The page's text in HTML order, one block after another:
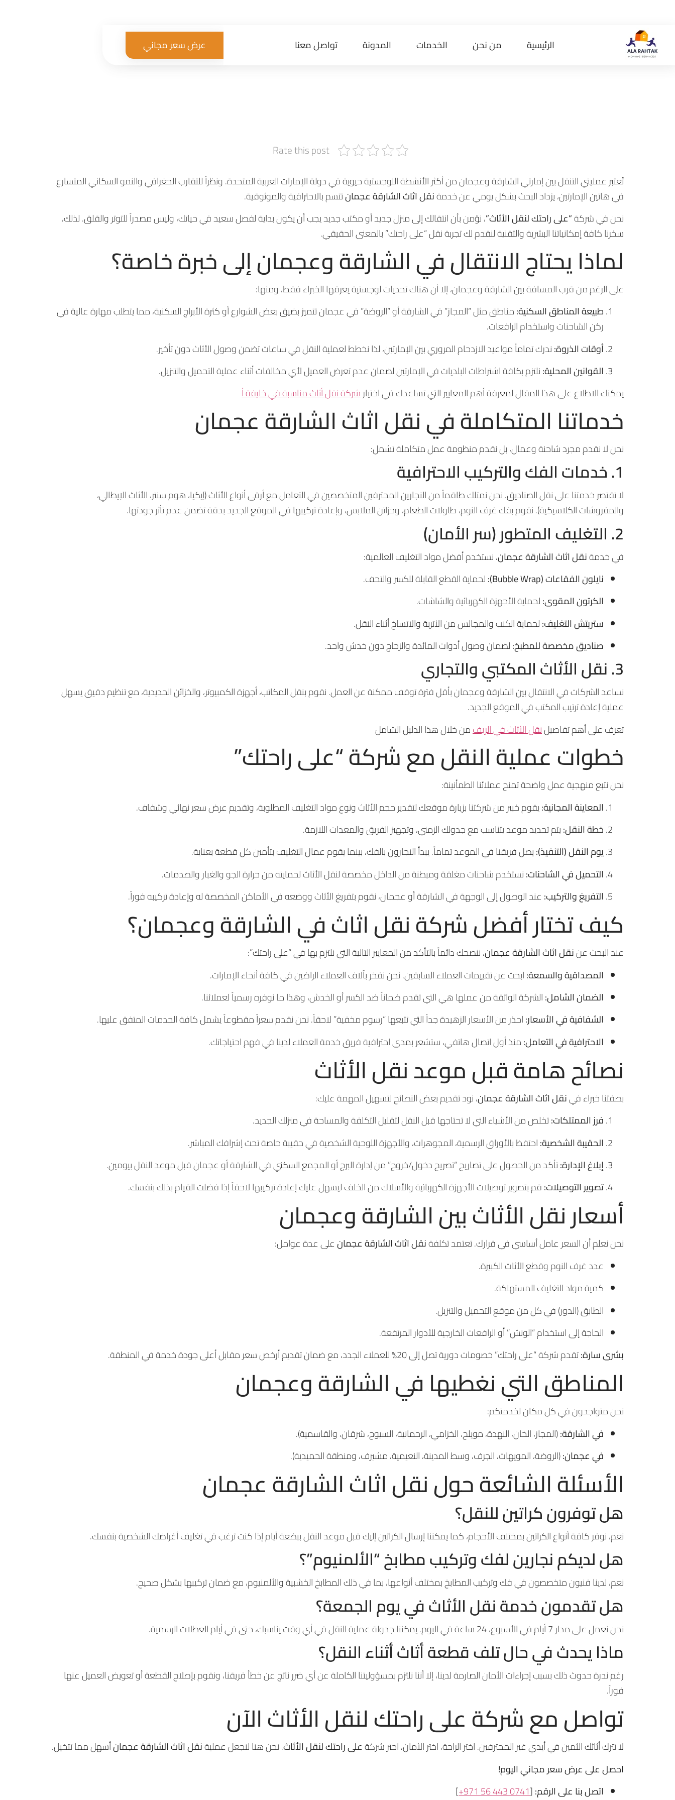
الرئيسية من نحن الخدمات المدونة تواصل معنا عرض سعر مجاني
Rate this post
تُعتبر عمليتي التنقل بين إمارتي الشارقة وعجمان من أكثر الأنشطة اللوجستية حيوية في دولة الإمارات العربية المتحدة. ونظراً للتقارب الجغرافي والنمو السكاني المتسارع
في هاتين الإمارتين، يزداد البحث بشكل يومي عن خدمةنقل اثاث الشارقة عجمانتتسم بالاحترافية والموثوقية.
نحن في شركة“على راحتك لنقل الأثاث”، نؤمن بأن انتقالك إلى منزل جديد أو مكتب جديد يجب أن يكون بداية لفصل سعيد في حياتك، وليس مصدراً للتوتر والقلق. لذلك،
سخرنا كافة إمكانياتنا البشرية والتقنية لنقدم لك تجربة نقل “على راحتك” بالمعنى الحقيقي.
لماذا يحتاج الانتقال في الشارقة وعجمان إلى خبرة خاصة؟
على الرغم من قرب المسافة بين الشارقة وعجمان، إلا أن هناك تحديات لوجستية يعرفها الخبراء فقط، ومنها:
طبيعة المناطق السكنية:مناطق مثل “المجاز” في الشارقة أو “الروضة” في عجمان تتميز بضيق بعض الشوارع أو كثرة الأبراج السكنية، مما يتطلب مهارة عالية في
ركن الشاحنات واستخدام الرافعات.
أوقات الذروة:ندرك تماماً مواعيد الازدحام المروري بين الإمارتين، لذا نخطط لعملية النقل في ساعات تضمن وصول الأثاث دون تأخير.
القوانين المحلية:نلتزم بكافة اشتراطات البلديات في الإمارتين لضمان عدم تعرض العميل لأي مخالفات أثناء عملية التحميل والتنزيل.
يمكنك الاطلاع على هذا المقال لمعرفة أهم المعايير التي تساعدك في اختيارشركة نقل أثاث مناسبة في خليفة أ
خدماتنا المتكاملة في نقل اثاث الشارقة عجمان
نحن لا نقدم مجرد شاحنة وعمال، بل نقدم منظومة عمل متكاملة تشمل:
1. خدمات الفك والتركيب الاحترافية
لا تقتصر خدمتنا على نقل الصناديق. نحن نمتلك طاقماً من النجارين المحترفين المتخصصين في التعامل مع أرقى أنواع الأثاث (إيكيا، هوم سنتر، الأثاث الإيطالي،
والمفروشات الكلاسيكية). نقوم بفك غرف النوم، طاولات الطعام، وخزائن الملابس، وإعادة تركيبها في الموقع الجديد بدقة تضمن عدم تأثر جودتها.
2. التغليف المتطور (سر الأمان)
في خدمةنقل اثاث الشارقة عجمان، نستخدم أفضل مواد التغليف العالمية:
نايلون الفقاعات (Bubble Wrap):
لحماية القطع القابلة للكسر والتحف.
الكرتون المقوى:لحماية الأجهزة الكهربائية والشاشات.
ستريتش التغليف:لحماية الكنب والمجالس من الأتربة والاتساخ أثناء النقل.
صناديق مخصصة للمطبخ:لضمان وصول أدوات المائدة والزجاج دون خدش واحد.
3. نقل الأثاث المكتبي والتجاري
نساعد الشركات في الانتقال بين الشارقة وعجمان بأقل فترة توقف ممكنة عن العمل. نقوم بنقل المكاتب، أجهزة الكمبيوتر، والخزائن الحديدية، مع تنظيم دقيق يسهل
عملية إعادة ترتيب المكتب في الموقع الجديد.
تعرف على أهم تفاصيلنقل الأثاث في الريفمن خلال هذا الدليل الشامل
خطوات عملية النقل مع شركة “على راحتك”
نحن نتبع منهجية عمل واضحة تمنح عملائنا الطمأنينة:
المعاينة المجانية:يقوم خبير من شركتنا بزيارة موقعك لتقدير حجم الأثاث ونوع مواد التغليف المطلوبة، وتقديم عرض سعر نهائي وشفاف.
خطة النقل:يتم تحديد موعد يتناسب مع جدولك الزمني، وتجهيز الفريق والمعدات اللازمة.
يوم النقل (التنفيذ):يصل فريقنا في الموعد تماماً. يبدأ النجارون بالفك، بينما يقوم عمال التغليف بتأمين كل قطعة بعناية.
التحميل في الشاحنات:نستخدم شاحنات مغلقة ومبطنة من الداخل مخصصة لنقل الأثاث لحمايته من حرارة الجو والغبار والصدمات.
التفريغ والتركيب: عند الوصول إلى الوجهة في الشارقة أو عجمان، نقوم بتفريغ الأثاث ووضعه في الأماكن المخصصة له وإعادة تركيبه فوراً.
كيف تختار أفضل شركة نقل اثاث في الشارقة وعجمان؟
عند البحث عننقل اثاث الشارقة عجمان، ننصحك دائماً بالتأكد من المعايير التالية التي نلتزم بها في “على راحتك”:
المصداقية والسمعة:ابحث عن تقييمات العملاء السابقين. نحن نفخر بآلاف العملاء الراضين في كافة أنحاء الإمارات.
الضمان الشامل:الشركة الواثقة من عملها هي التي تقدم ضماناً ضد الكسر أو الخدش، وهذا ما نوفره رسمياً لعملائنا.
الشفافية في الأسعار:احذر من الأسعار الزهيدة جداً التي تتبعها “رسوم مخفية” لاحقاً. نحن نقدم سعراً مقطوعاً يشمل كافة الخدمات المتفق عليها.
الاحترافية في التعامل:منذ أول اتصال هاتفي، ستشعر بمدى احترافية فريق خدمة العملاء لدينا في فهم احتياجاتك.
نصائح هامة قبل موعد نقل الأثاث
بصفتنا خبراء فينقل اثاث الشارقة عجمان، نود تقديم بعض النصائح لتسهيل المهمة عليك:
فرز الممتلكات:تخلص من الأشياء التي لا تحتاجها قبل النقل لتقليل التكلفة والمساحة في منزلك الجديد.
الحقيبة الشخصية:احتفظ بالأوراق الرسمية، المجوهرات، والأجهزة اللوحية الشخصية في حقيبة خاصة تحت إشرافك المباشر.
إبلاغ الإدارة:تأكد من الحصول على تصاريح “تصريح دخول/خروج” من إدارة البرج أو المجمع السكني في الشارقة أو عجمان قبل موعد النقل بيومين.
تصوير التوصيلات:قم بتصوير توصيلات الأجهزة الكهربائية والأسلاك من الخلف ليسهل عليك إعادة تركيبها لاحقاً إذا فضلت القيام بذلك بنفسك.
أسعار نقل الأثاث بين الشارقة وعجمان
نحن نعلم أن السعر عامل أساسي في قرارك. تعتمد تكلفةنقل اثاث الشارقة عجمانعلى عدة عوامل:
عدد غرف النوم وقطع الأثاث الكبيرة.
كمية مواد التغليف المستهلكة.
الطابق (الدور) في كل من موقع التحميل والتنزيل.
الحاجة إلى استخدام “الونش” أو الرافعات الخارجية للأدوار المرتفعة.
بشرى سارة:تقدم شركة “على راحتك” خصومات دورية تصل إلى 20% للعملاء الجدد، مع ضمان تقديم أرخص سعر مقابل أعلى جودة خدمة في المنطقة.
المناطق التي نغطيها في الشارقة وعجمان
نحن متواجدون في كل مكان لخدمتكم:
في الشارقة:(المجاز، الخان، النهدة، مويلح، الخزامي، الرحمانية، السيوح، شرقان، والقاسمية).
في عجمان:(الروضة، المويهات، الجرف، وسط المدينة، النعيمية، مشيرف، ومنطقة الحميدية).
الأسئلة الشائعة حول نقل اثاث الشارقة عجمان
هل توفرون كراتين للنقل؟
نعم، نوفر كافة أنواع الكراتين بمختلف الأحجام، كما يمكننا إرسال الكراتين إليك قبل موعد النقل ببضعة أيام إذا كنت ترغب في تغليف أغراضك الشخصية بنفسك.
هل لديكم نجارين لفك وتركيب مطابخ “الألمنيوم”؟
نعم، لدينا فنيون متخصصون في فك وتركيب المطابخ بمختلف أنواعها، بما في ذلك المطابخ الخشبية والألمنيوم، مع ضمان تركيبها بشكل صحيح.
هل تقدمون خدمة نقل الأثاث في يوم الجمعة؟
نحن نعمل على مدار 7 أيام في الأسبوع، 24 ساعة في اليوم. يمكننا جدولة عملية النقل في أي وقت يناسبك، حتى في أيام العطلات الرسمية.
ماذا يحدث في حال تلف قطعة أثاث أثناء النقل؟
رغم ندرة حدوث ذلك بسبب إجراءات الأمان الصارمة لدينا، إلا أننا نلتزم بمسؤوليتنا الكاملة عن أي ضرر ناتج عن خطأ فريقنا، ونقوم بإصلاح القطعة أو تعويض العميل عنها
فوراً.
تواصل مع شركة على راحتك لنقل الأثاث الآن
لا تترك أثاثك الثمين في أيدي غير المحترفين. اختر الراحة، اختر الأمان، اختر شركةعلى راحتك لنقل الأثاث. نحن هنا لنجعل عمليةنقل اثاث الشارقة عجمانأسهل مما تتخيل.
احصل على عرض سعر مجاني اليوم!
اتصل بنا على الرقم:[
+971 56 443 0741
]